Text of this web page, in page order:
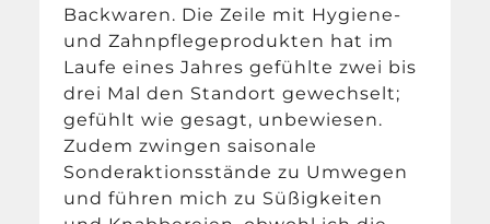
Backwaren. Die Zeile mit Hygiene-
und Zahnpflegeprodukten hat im
Laufe eines Jahres gefühlte zwei bis
drei Mal den Standort gewechselt;
gefühlt wie gesagt, unbewiesen.
Zudem zwingen saisonale
Sonderaktionsstände zu Umwegen
und führen mich zu Süßigkeiten